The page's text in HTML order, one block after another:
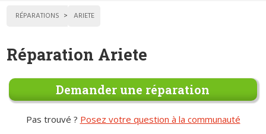
RÉPARATIONS ARIETE
Réparation Ariete
Demander une réparation
Pas trouvé ? Posez votre question à la communauté